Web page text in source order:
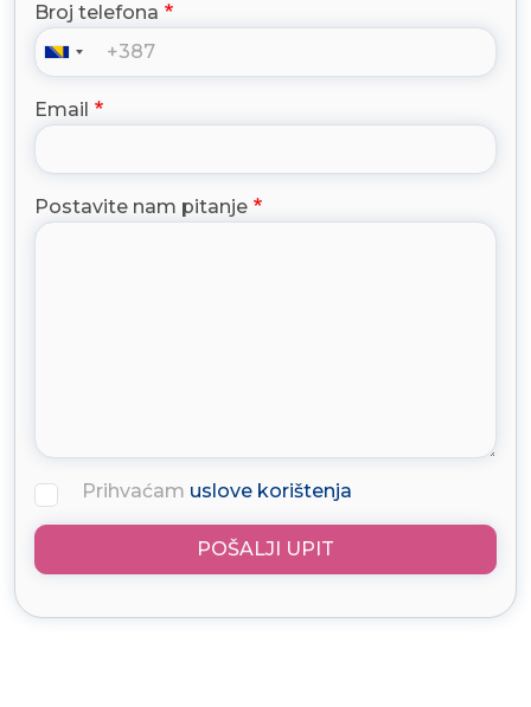
Broj telefona
Email
Postavite nam pitanje
Prihvaćam uslove korištenja
POŠALJI UPIT